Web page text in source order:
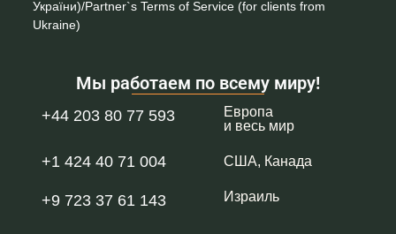
України)/Partner`s Terms of Service (for clients from
Ukraine)
Мы работаем по всему миру!
+44 203 80 77 593
Европа
и весь мир
+1 424 40 71 004 США, Канада
+9 723 37 61 143 Израиль